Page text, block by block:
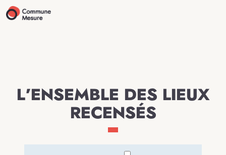
L’ENSEMBLE DES LIEUX
RECENSÉS